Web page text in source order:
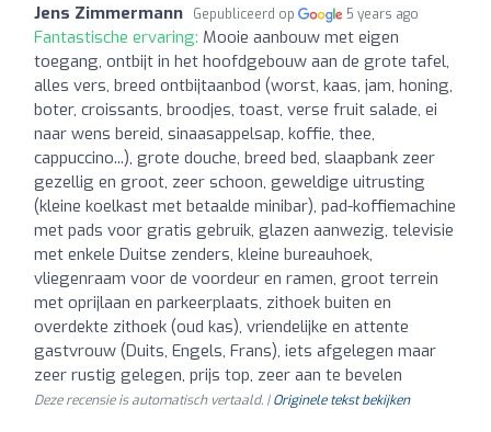
Jens Zimmermann Gepubliceerd op 5 years ago
Fantastische ervaring: Mooie aanbouw met eigen
toegang, ontbijt in het hoofdgebouw aan de grote tafel,
alles vers, breed ontbijtaanbod (worst, kaas, jam, honing,
boter, croissants, broodjes, toast, verse fruit salade, ei
naar wens bereid, sinaasappelsap, koffie, thee,
cappuccino...), grote douche, breed bed, slaapbank zeer
gezellig en groot, zeer schoon, geweldige uitrusting
(kleine koelkast met betaalde minibar), pad-koffiemachine
met pads voor gratis gebruik, glazen aanwezig, televisie
met enkele Duitse zenders, kleine bureauhoek,
vliegenraam voor de voordeur en ramen, groot terrein
met oprijlaan en parkeerplaats, zithoek buiten en
overdekte zithoek (oud kas), vriendelijke en attente
gastvrouw (Duits, Engels, Frans), iets afgelegen maar
zeer rustig gelegen, prijs top, zeer aan te bevelen
Deze recensie is automatisch vertaald. |Originele tekst bekijken